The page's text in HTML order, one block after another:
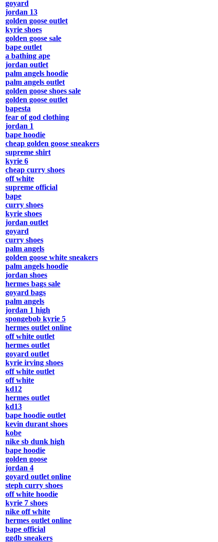
goyard
jordan 13
golden goose outlet
kyrie shoes
golden goose sale
bape outlet
a bathing ape
jordan outlet
palm angels hoodie
palm angels outlet
golden goose shoes sale
golden goose outlet
bapesta
fear of god clothing
jordan 1
bape hoodie
cheap golden goose sneakers
supreme shirt
kyrie 6
cheap curry shoes
off white
supreme official
bape
curry shoes
kyrie shoes
jordan outlet
goyard
curry shoes
palm angels
golden goose white sneakers
palm angels hoodie
jordan shoes
hermes bags sale
goyard bags
palm angels
jordan 1 high
spongebob kyrie 5
hermes outlet online
off white outlet
hermes outlet
goyard outlet
kyrie irving shoes
off white outlet
off white
kd12
hermes outlet
kd13
bape hoodie outlet
kevin durant shoes
kobe
nike sb dunk high
bape hoodie
golden goose
jordan 4
goyard outlet online
steph curry shoes
off white hoodie
kyrie 7 shoes
nike off white
hermes outlet online
bape official
ggdb sneakers